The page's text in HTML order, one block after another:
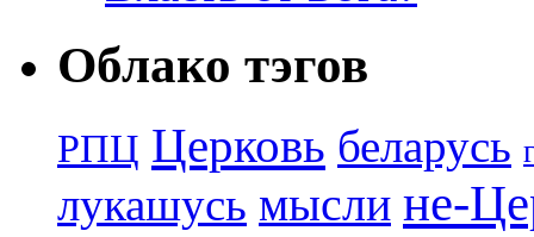
Облако тэгов
РПЦ Церковь беларусь
лукашусь мысли не-